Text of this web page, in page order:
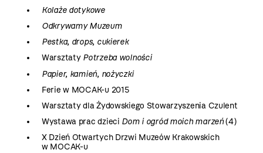
Kolaże dotykowe
Odkrywamy Muzeum
Pestka, drops, cukierek
Warsztaty Potrzeba wolności
Papier, kamień, nożyczki
Ferie w MOCAK-u 2015
Warsztaty dla Żydowskiego Stowarzyszenia Czulent
Wystawa prac dzieci Dom i ogród moich marzeń(4)
X Dzień Otwartych Drzwi Muzeów Krakowskich
w MOCAK-u